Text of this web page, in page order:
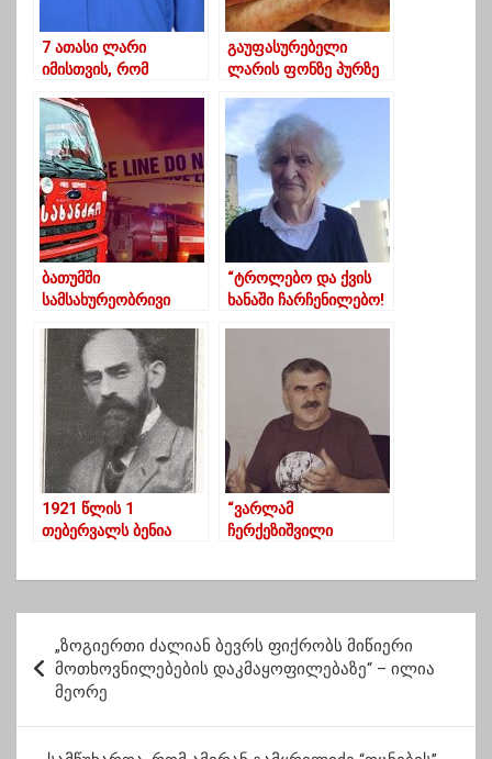
7 ათასი ლარი
იმისთვის, რომ
რწმუნებულები ლურჯი
ტანსაცმლით შემოსონ
გაუფასურებელი
ლარის ფონზე პურზე
გამორიცხავენ
ბათუმში
სამსახურეობრივი
შესრულების დროს 25
წლის მეხანძრე
დაიღუპა
“ტროლებო და ქვის
ხანაში ჩარჩენილებო!
ღირსებასაც ვიცავ,
ბრიყვებო” – 90 წლის
ბლოგერი
1921 წლის 1
თებერვალს ბენია
ნუცუბიძე
დაუპირისპირდნენ
ერთმანეთს-ირაკლი
მახარაძე
“ვარლამ
ჩერქეზიშვილი
მოხიბლული
ინგლისელის
რეაქციას გვამცნობს”-
ირაკლი მახარაძე
ო
ტ
„ზოგიერთი ძალიან ბევრს ფიქრობს მიწიერი
მოთხოვნილებების დაკმაყოფილებაზე“ – ილია
მეორე